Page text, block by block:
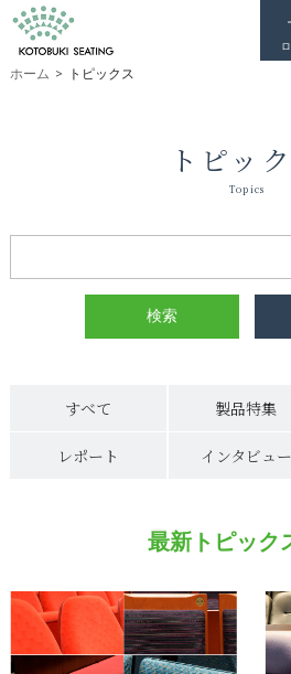
ホーム > トピックス
トピッ
Topics
すべて 製品特集
レポート インタビュー
最新トピック